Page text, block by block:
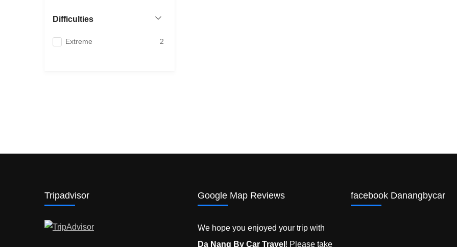
Difficulties
Extreme 2
Tripadvisor Google Map Reviews
We hope you enjoyed your trip with
Da Nang By Car Travel ! Please take
facebook Danangbycar